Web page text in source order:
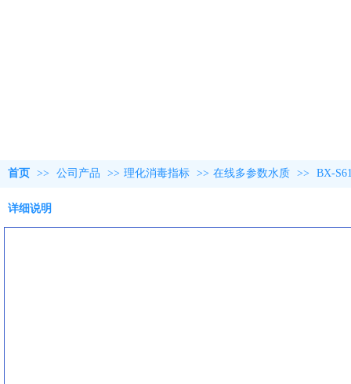
首页 >> 公司产品 >> 理化消毒指标 >> 在线多参数水质 >> BX-
详细说明